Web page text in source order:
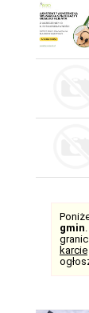
gmin
karcie